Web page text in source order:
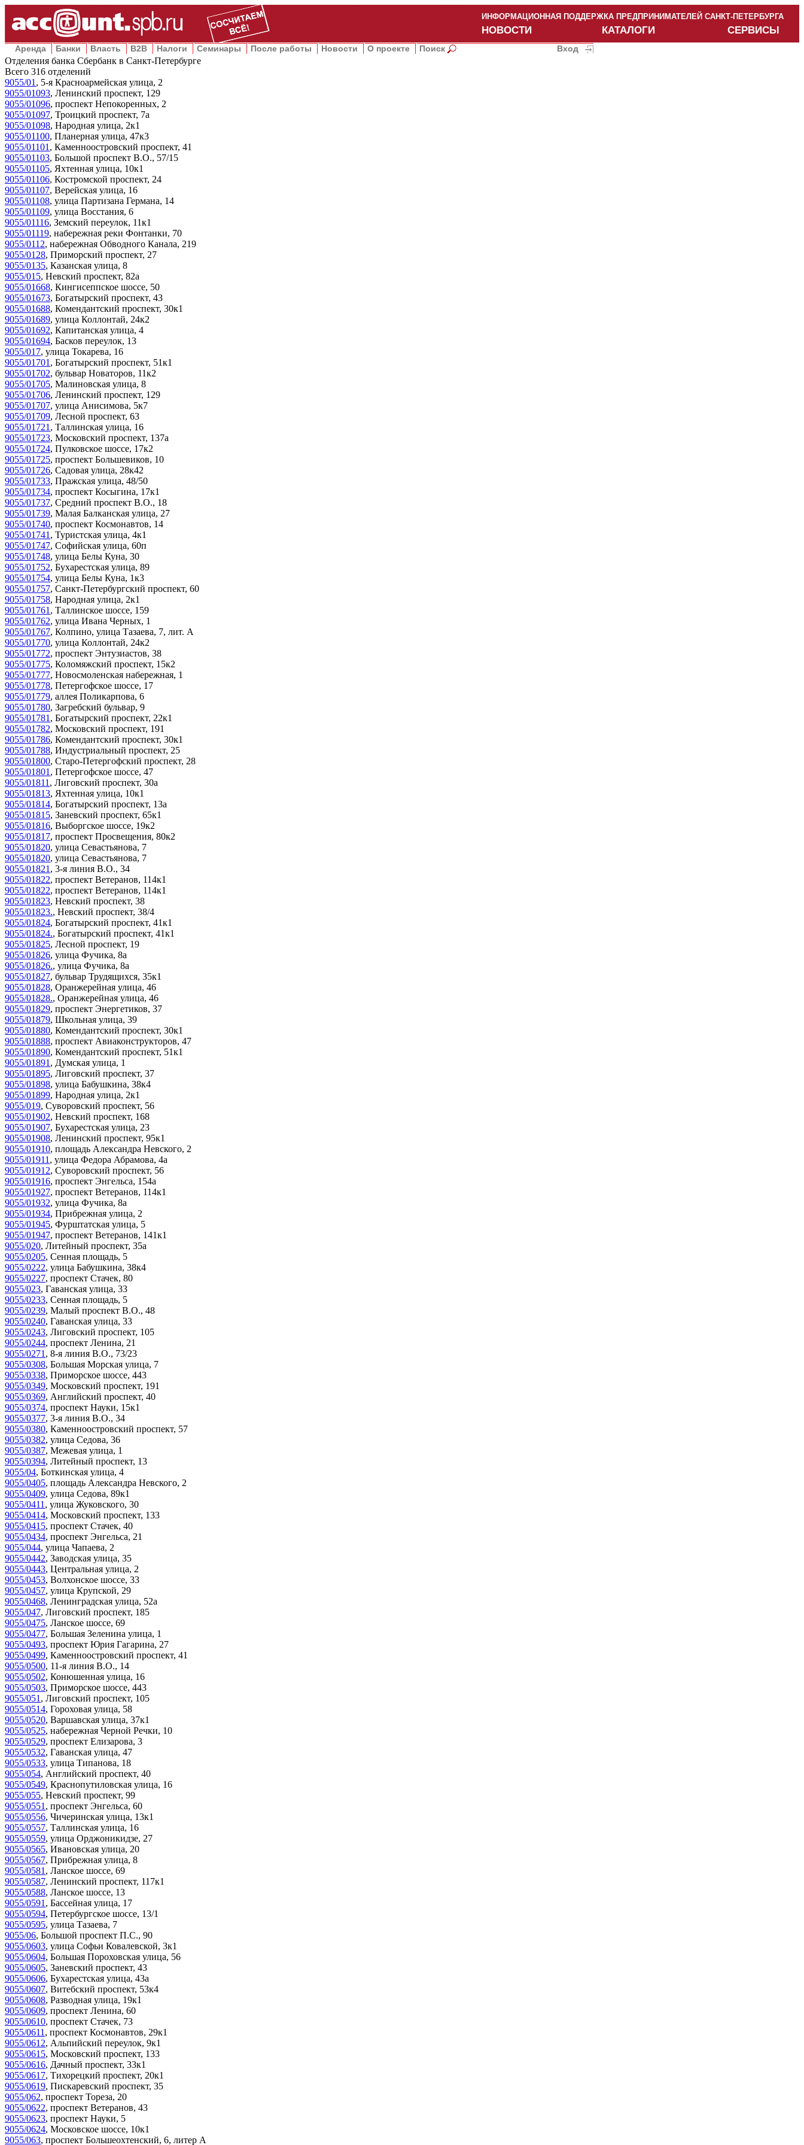
ИНФОРМАЦИОННАЯ ПОДДЕРЖКА ПРЕДПРИНИМАТЕЛЕЙ САНКТ-ПЕТЕРБУРГА
НОВОСТИ КАТАЛОГИ СЕРВИСЫ
Аренда Банки Власть B2B Налоги Семинары После работы Новости О проекте Поиск Вход
Отделения банка Сбербанк в Санкт-Петербурге
Всего 316 отделений
9055/01 , 5-я Красноармейская улица, 2
9055/01093, Ленинский проспект, 129
9055/01096, проспект Непокоренных, 2
9055/01097, Троицкий проспект, 7а
9055/01098, Народная улица, 2к1
9055/01100, Планерная улица, 47к3
9055/01101 , Каменноостровский проспект, 41
9055/01103, Большой проспект В.О., 57/15
9055/01105, Яхтенная улица, 10к1
9055/01106, Костромской проспект, 24
9055/01107, Верейская улица, 16
9055/01108, улица Партизана Германа, 14
9055/01109, улица Восстания, 6
9055/01116, Земский переулок, 11к1
9055/01119, набережная реки Фонтанки, 70
9055/0112, набережная Обводного Канала, 219
9055/0128, Приморский проспект, 27
9055/0135, Казанская улица, 8
9055/015, Невский проспект, 82а
9055/01668, Кингисеппское шоссе, 50
9055/01673, Богатырский проспект, 43
9055/01688, Комендантский проспект, 30к1
9055/01689, улица Коллонтай, 24к2
9055/01692, Капитанская улица, 4
9055/01694, Басков переулок, 13
9055/017, улица Токарева, 16
9055/01701 , Богатырский проспект, 51к1
9055/01702, бульвар Новаторов, 11к2
9055/01705, Малиновская улица, 8
9055/01706, Ленинский проспект, 129
9055/01707, улица Анисимова, 5к7
9055/01709, Лесной проспект, 63
9055/01721 , Таллинская улица, 16
9055/01723, Московский проспект, 137а
9055/01724, Пулковское шоссе, 17к2
9055/01725, проспект Большевиков, 10
9055/01726, Садовая улица, 28к42
9055/01733, Пражская улица, 48/50
9055/01734, проспект Косыгина, 17к1
9055/01737, Средний проспект В.О., 18
9055/01739, Малая Балканская улица, 27
9055/01740, проспект Космонавтов, 14
9055/01741 , Туристская улица, 4к1
9055/01747, Софийская улица, 60п
9055/01748, улица Белы Куна, 30
9055/01752, Бухарестская улица, 89
9055/01754, улица Белы Куна, 1к3
9055/01757, Санкт-Петербургский проспект, 60
9055/01758, Народная улица, 2к1
9055/01761 , Таллинское шоссе, 159
9055/01762, улица Ивана Черных, 1
9055/01767, Колпино, улица Тазаева, 7, лит. А
9055/01770, улица Коллонтай, 24к2
9055/01772, проспект Энтузиастов, 38
9055/01775, Коломяжский проспект, 15к2
9055/01777, Новосмоленская набережная, 1
9055/01778, Петергофское шоссе, 17
9055/01779, аллея Поликарпова, 6
9055/01780, Загребский бульвар, 9
9055/01781 , Богатырский проспект, 22к1
9055/01782, Московский проспект, 191
9055/01786, Комендантский проспект, 30к1
9055/01788, Индустриальный проспект, 25
9055/01800, Старо-Петергофский проспект, 28
9055/01801 , Петергофское шоссе, 47
9055/01811 , Лиговский проспект, 30а
9055/01813, Яхтенная улица, 10к1
9055/01814, Богатырский проспект, 13а
9055/01815, Заневский проспект, 65к1
9055/01816, Выборгское шоссе, 19к2
9055/01817, проспект Просвещения, 80к2
9055/01820, улица Севастьянова, 7
9055/01820, улица Севастьянова, 7
9055/01821 , 3-я линия В.О., 34
9055/01822, проспект Ветеранов, 114к1
9055/01822, проспект Ветеранов, 114к1
9055/01823, Невский проспект, 38
9055/01823., Невский проспект, 38/4
9055/01824, Богатырский проспект, 41к1
9055/01824., Богатырский проспект, 41к1
9055/01825, Лесной проспект, 19
9055/01826, улица Фучика, 8а
9055/01826., улица Фучика, 8а
9055/01827, бульвар Трудящихся, 35к1
9055/01828, Оранжерейная улица, 46
9055/01828., Оранжерейная улица, 46
9055/01829, проспект Энергетиков, 37
9055/01879, Школьная улица, 39
9055/01880, Комендантский проспект, 30к1
9055/01888, проспект Авиаконструкторов, 47
9055/01890, Комендантский проспект, 51к1
9055/01891 , Думская улица, 1
9055/01895, Лиговский проспект, 37
9055/01898, улица Бабушкина, 38к4
9055/01899, Народная улица, 2к1
9055/019, Суворовский проспект, 56
9055/01902, Невский проспект, 168
9055/01907, Бухарестская улица, 23
9055/01908, Ленинский проспект, 95к1
9055/01910, площадь Александра Невского, 2
9055/01911 , улица Федора Абрамова, 4а
9055/01912, Суворовский проспект, 56
9055/01916, проспект Энгельса, 154а
9055/01927, проспект Ветеранов, 114к1
9055/01932, улица Фучика, 8а
9055/01934, Прибрежная улица, 2
9055/01945, Фурштатская улица, 5
9055/01947, проспект Ветеранов, 141к1
9055/020, Литейный проспект, 35а
9055/0205, Сенная площадь, 5
9055/0222, улица Бабушкина, 38к4
9055/0227, проспект Стачек, 80
9055/023, Гаванская улица, 33
9055/0233, Сенная площадь, 5
9055/0239, Малый проспект В.О., 48
9055/0240, Гаванская улица, 33
9055/0243, Лиговский проспект, 105
9055/0244, проспект Ленина, 21
9055/0271 , 8-я линия В.О., 73/23
9055/0308, Большая Морская улица, 7
9055/0338, Приморское шоссе, 443
9055/0349, Московский проспект, 191
9055/0369, Английский проспект, 40
9055/0374, проспект Науки, 15к1
9055/0377, 3-я линия В.О., 34
9055/0380, Каменноостровский проспект, 57
9055/0382, улица Седова, 36
9055/0387, Межевая улица, 1
9055/0394, Литейный проспект, 13
9055/04, Боткинская улица, 4
9055/0405, площадь Александра Невского, 2
9055/0409, улица Седова, 89к1
9055/0411 , улица Жуковского, 30
9055/0414, Московский проспект, 133
9055/0415, проспект Стачек, 40
9055/0434, проспект Энгельса, 21
9055/044, улица Чапаева, 2
9055/0442, Заводская улица, 35
9055/0443, Центральная улица, 2
9055/0453, Волхонское шоссе, 33
9055/0457, улица Крупской, 29
9055/0468, Ленинградская улица, 52а
9055/047, Лиговский проспект, 185
9055/0475, Ланское шоссе, 69
9055/0477, Большая Зеленина улица, 1
9055/0493, проспект Юрия Гагарина, 27
9055/0499, Каменноостровский проспект, 41
9055/0500, 11-я линия В.О., 14
9055/0502, Конюшенная улица, 16
9055/0503, Приморское шоссе, 443
9055/051 , Лиговский проспект, 105
9055/0514, Гороховая улица, 58
9055/0520, Варшавская улица, 37к1
9055/0525, набережная Черной Речки, 10
9055/0529, проспект Елизарова, 3
9055/0532, Гаванская улица, 47
9055/0533, улица Типанова, 18
9055/054, Английский проспект, 40
9055/0549, Краснопутиловская улица, 16
9055/055, Невский проспект, 99
9055/0551 , проспект Энгельса, 60
9055/0556, Чичеринская улица, 13к1
9055/0557, Таллинская улица, 16
9055/0559, улица Орджоникидзе, 27
9055/0565, Ивановская улица, 20
9055/0567, Прибрежная улица, 8
9055/0581 , Ланское шоссе, 69
9055/0587, Ленинский проспект, 117к1
9055/0588, Ланское шоссе, 13
9055/0591 , Бассейная улица, 17
9055/0594, Петербургское шоссе, 13/1
9055/0595, улица Тазаева, 7
9055/06, Большой проспект П.С., 90
9055/0603, улица Софьи Ковалевской, 3к1
9055/0604, Большая Пороховская улица, 56
9055/0605, Заневский проспект, 43
9055/0606, Бухарестская улица, 43а
9055/0607, Витебский проспект, 53к4
9055/0608, Разводная улица, 19к1
9055/0609, проспект Ленина, 60
9055/0610, проспект Стачек, 73
9055/0611 , проспект Космонавтов, 29к1
9055/0612, Альпийский переулок, 9к1
9055/0615, Московский проспект, 133
9055/0616, Дачный проспект, 33к1
9055/0617, Тихорецкий проспект, 20к1
9055/0619, Пискаревский проспект, 35
9055/062, проспект Тореза, 20
9055/0622, проспект Ветеранов, 43
9055/0623, проспект Науки, 5
9055/0624, Московское шоссе, 10к1
9055/063, проспект Большеохтенский, 6, литер А